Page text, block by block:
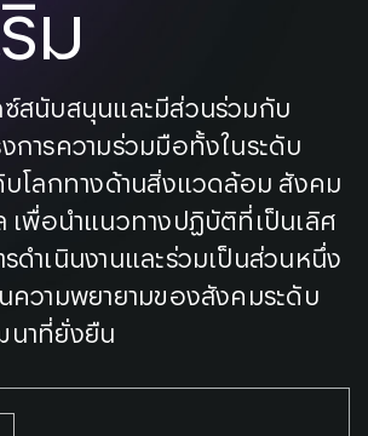
ม
ซ์สนับสนุนและมีส่วนร่วมกับ
การความร่วมมือทั้งในระดับ
บโลกทางด้านสิ่งแวดล้อม สังคม
เพื่อนำแนวทางปฏิบัติที่เป็นเลิศ
รดำเนินงานและร่วมเป็นส่วนหนึ่ง
ความพยายามของสังคมระดับ
นาที่ยั่งยืน